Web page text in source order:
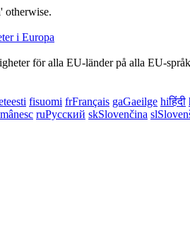
otherwise.
för alla EU-länder på alla EU-
eesti fisuomi frFrançais gaGaeilge hiहिंदी
ruРусский skSlovenčina sl